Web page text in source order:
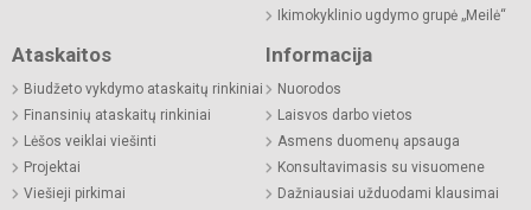
Ikimokyklinio ugdymo grupė „Meilė“
Ataskaitos
Biudžeto vykdymo ataskaitų rinkiniai
Finansinių ataskaitų rinkiniai
Lėšos veiklai viešinti
Projektai
Viešieji pirkimai
Informacija
Nuorodos
Laisvos darbo vietos
Asmens duomenų apsauga
Konsultavimasis su visuomene
Dažniausiai užduodami klausimai